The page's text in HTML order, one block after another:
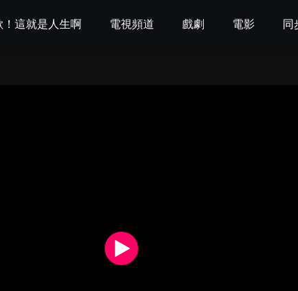
！這就是人生啊 電視頻道 戲劇 電影 同